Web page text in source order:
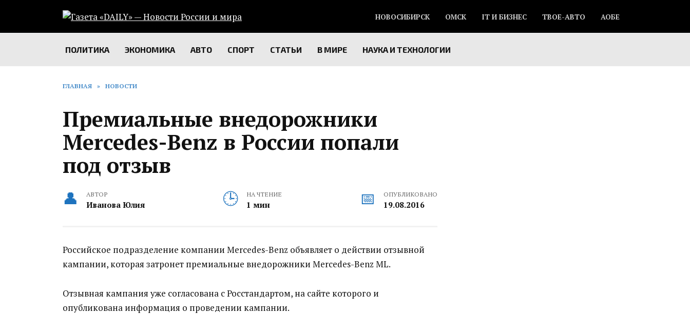
содержанию
НОВОСИБИРСК ОМСК IT И БИЗНЕС ТВОЕ-АВТО АОБЕ
ПОЛИТИКА ЭКОНОМИКА АВТО СПОРТ СТАТЬИ В МИРЕ НАУКА И ТЕХНОЛОГИИ
ГЛАВНАЯ » НОВОСТИ
Премиальные внедорожники
Mercedes-Benz в России попали
под отзыв
АВТОР
Иванова Юлия
НА ЧТЕНИЕ
1 мин
ОПУБЛИКОВАНО
19.08.2016
Российское подразделение компании Mercedes-Benz объявляет о действии отзывной
кампании, которая затронет премиальные внедорожники Mercedes-Benz ML.
Отзывная кампания уже согласована с Росстандартом, на сайте которого и
опубликована информация о проведении кампании.